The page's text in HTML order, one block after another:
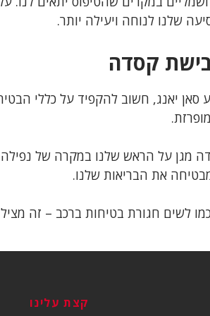
שלנו לנוחה ויעילה יותר.
קסדה
יאנג, חשוב להקפיד על כללי
מגן על הראש שלנו במקרה של
את הבריאות שלנו.
לשים חגורת בטיחות ברכב – זה
קצת עלינו